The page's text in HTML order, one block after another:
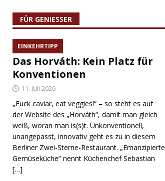
FÜR GENIESSER
EINKEHRTIPP
Das Horváth: Kein Platz für
Konventionen
11. Juli 2026
„Fuck caviar, eat veggies!“ – so steht es auf
der Website des „Horváth“, damit man gleich
weiß, woran man is(s)t. Unkonventionell,
unangepasst, innovativ geht es zu in diesem
Berliner Zwei-Sterne-Restaurant. „Emanzipierte
Gemüseküche“ nennt Küchenchef Sebastian
[…]